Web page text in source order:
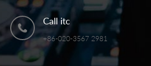
Call itc
+86-020-3567 2981